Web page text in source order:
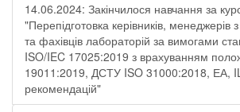
14.06.2024: Закінчилося навчання за
"Перепідготовка керівників, менеджерів
та фахівців лабораторій за вимогами
ISO/IEC 17025:2019 з врахуванням
19011:2019, ДСТУ ISO 31000:2018, ЕА,
рекомендацій"